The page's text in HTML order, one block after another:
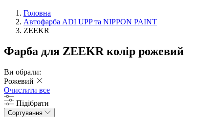
Головна
Автофарба ADI UPP та NIPPON PAINT
ZEEKR
Фарба для ZEEKR колір рожевий
Ви обрали:
Рожевий
Очистити все
Підібрати
Сортування